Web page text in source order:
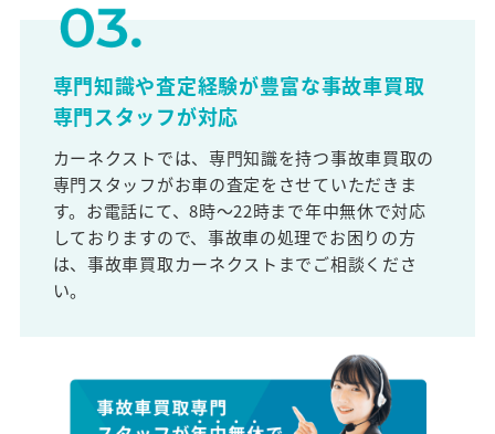
専門知識や査定経験が豊富な事故車買取
専門スタッフが対応
カーネクストでは、専門知識を持つ事故車買取の
専門スタッフがお車の査定をさせていただきま
す。お電話にて、8時～22時まで年中無休で対応
しておりますので、事故車の処理でお困りの方
は、事故車買取カーネクストまでご相談くださ
い。